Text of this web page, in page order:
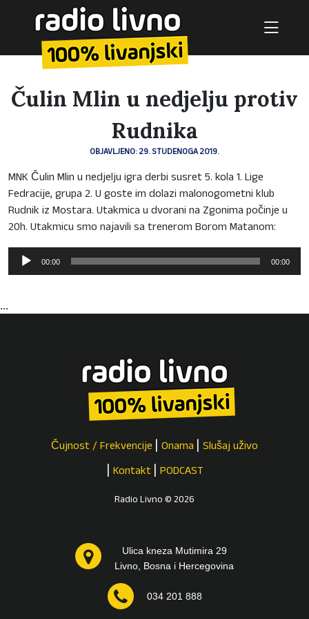
Čulin Mlin u nedjelju protiv
Rudnika
OBJAVLJENO: 29. STUDENOGA 2019.
MNK Čulin Mlin u nedjelju igra derbi susret 5. kola 1. Lige
Fedracije, grupa 2. U goste im dolazi malonogometni klub
Rudnik iz Mostara. Utakmica u dvorani na Zgonima počinje u
20h. Utakmicu smo najavili sa trenerom Borom Matanom:
Reproduktor
audiozapisa
00:00 00:00
...
Čujnost / Frekvencije Onama Slušaj uživo
Kontakt PODCAST
Radio Livno © 2026
Ulica kneza Mutimira 29
Livno, Bosna i Hercegovina
034 201 888